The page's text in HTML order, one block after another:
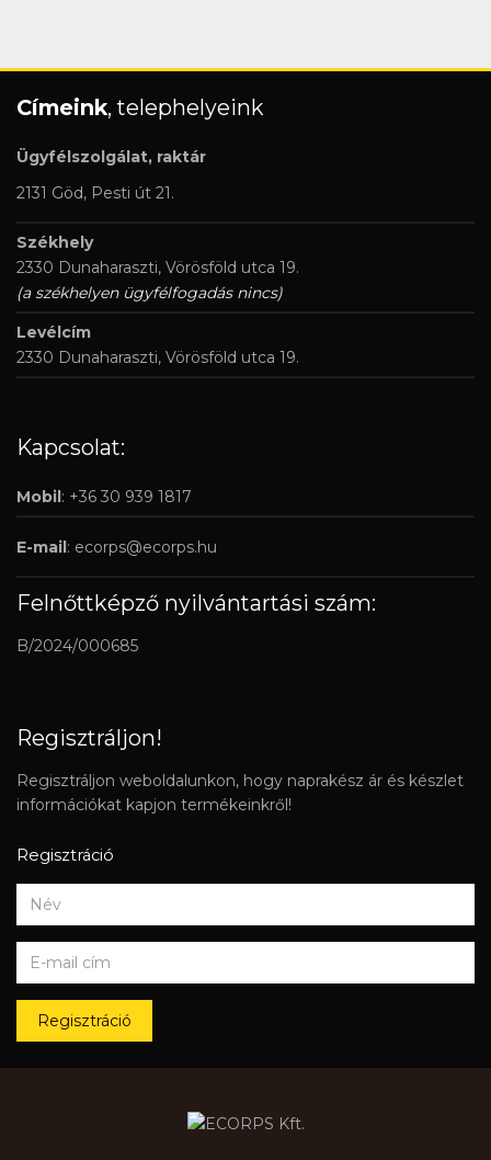
Címeink, telephelyeink
Ügyfélszolgálat, raktár
2131 Göd, Pesti út 21.
Székhely
2330 Dunaharaszti, Vörösföld utca 19.
(a székhelyen ügyfélfogadás nincs)
Levélcím
2330 Dunaharaszti, Vörösföld utca 19.
Kapcsolat:
Mobil : +36 30 939 1817
E-mail : ecorps@ecorps.hu
Felnőttképző nyilvántartási szám:
B/2024/000685
Regisztráljon!
Regisztráljon weboldalunkon, hogy naprakész ár és készlet
információkat kapjon termékeinkről!
Regisztráció
Regisztráció